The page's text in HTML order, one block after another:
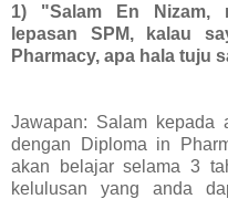
1) "Salam En Nizam,
lepasan SPM, kalau
Pharmacy, apa hala tuju
Jawapan: Salam kepada
dengan Diploma in
akan belajar selama 3
kelulusan yang anda